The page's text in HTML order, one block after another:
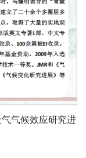
气候效应研究进